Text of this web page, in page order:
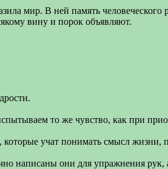
мир. В ней память
вину и порок объявляют.
то же чувство, как при
которые учат понимать смысл
написаны они для упражнения рук,